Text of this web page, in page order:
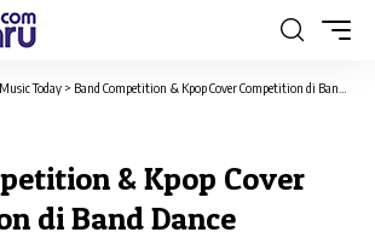
Music Today > Band Competition & Kpop Cover Competition di Band Dance Festival 2016
& Kpop Cover
di Band Dance